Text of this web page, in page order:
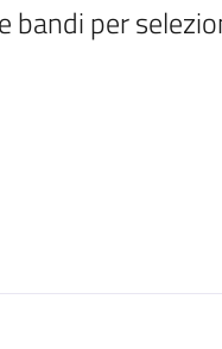
bandi per